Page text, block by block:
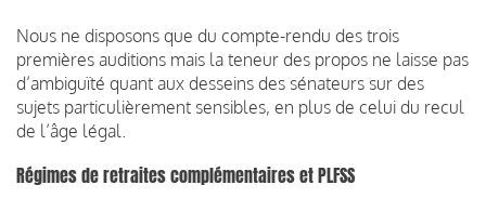
Nous ne disposons que du compte-rendu des trois
premières auditions mais la teneur des propos ne laisse pas
d’ambiguïté quant aux desseins des sénateurs sur des
sujets particulièrement sensibles, en plus de celui du recul
de l’âge légal.
Régimes de retraites complémentaires et PLFSS